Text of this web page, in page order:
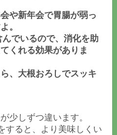
や新年会で胃腸が弱っ
。
でいるので、消化を助
くれる効果がありま
、大根おろしでスッキ
少しずつ違います。
すると、より美味しくい